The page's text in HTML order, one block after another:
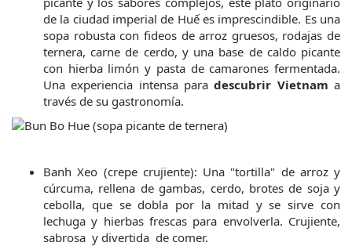
de la ciudad imperial de Huế es imprescindible. Es una
sopa robusta con fideos de arroz gruesos, rodajas de
ternera, carne de cerdo, y una base de caldo picante
con hierba limón y pasta de camarones fermentada.
Una experiencia intensa para descubrir Vietnam a
través de su gastronomía.
Banh Xeo (crepe crujiente): Una "tortilla" de arroz y
cúrcuma, rellena de gambas, cerdo, brotes de soja y
cebolla, que se dobla por la mitad y se sirve con
lechuga y hierbas frescas para envolverla. Crujiente,
sabrosa  y divertida  de comer.